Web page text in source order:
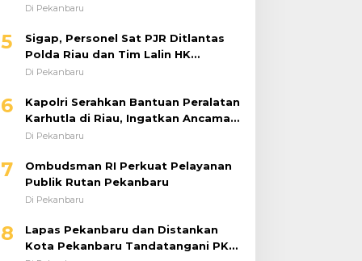
DTSEN Bagi Operator Puskessos
Di Pekanbaru
5
Sigap, Personel Sat PJR Ditlantas
Polda Riau dan Tim Lalin HK
Berjibaku Selamatkan Korban
Di Pekanbaru
6
Kapolri Serahkan Bantuan Peralatan
Karhutla di Riau, Ingatkan Ancaman
El Niño dan Prioritaskan
Di Pekanbaru
7
Ombudsman RI Perkuat Pelayanan
Publik Rutan Pekanbaru
Di Pekanbaru
8
Lapas Pekanbaru dan Distankan
Kota Pekanbaru Tandatangani PKS,